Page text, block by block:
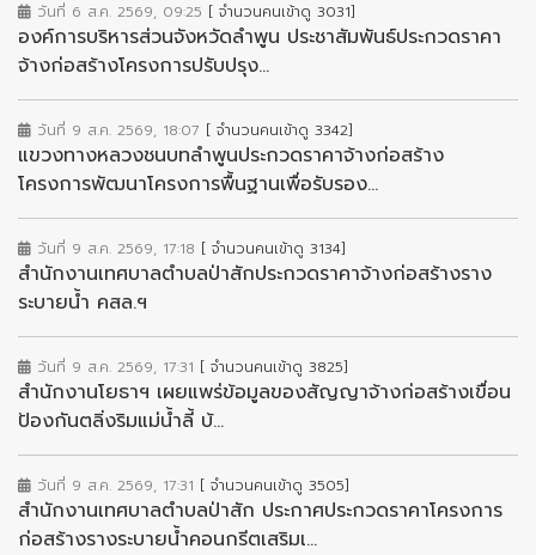
วันที่ 6 ส.ค. 2569, 09:25 [ จำนวนคนเข้าดู 3031]
องค์การบริหารส่วนจังหวัดลำพูน ประชาสัมพันธ์ประกวดราคา
จ้างก่อสร้างโครงการปรับปรุง...
วันที่ 9 ส.ค. 2569, 18:07 [ จำนวนคนเข้าดู 3342]
แขวงทางหลวงชนบทลำพูนประกวดราคาจ้างก่อสร้าง
โครงการพัฒนาโครงการพื้นฐานเพื่อรับรอง...
วันที่ 9 ส.ค. 2569, 17:18 [ จำนวนคนเข้าดู 3134]
สำนักงานเทศบาลตำบลป่าสักประกวดราคาจ้างก่อสร้างราง
ระบายน้ำ คสล.ฯ
วันที่ 9 ส.ค. 2569, 17:31 [ จำนวนคนเข้าดู 3825]
สำนักงานโยธาฯ เผยแพร่ข้อมูลของสัญญาจ้างก่อสร้างเขื่อน
ป้องกันตลิ่งริมแม่น้ำลี้ บ้...
วันที่ 9 ส.ค. 2569, 17:31 [ จำนวนคนเข้าดู 3505]
สำนักงานเทศบาลตำบลป่าสัก ประกาศประกวดราคาโครงการ
ก่อสร้างรางระบายน้ำคอนกรีตเสริมเ...